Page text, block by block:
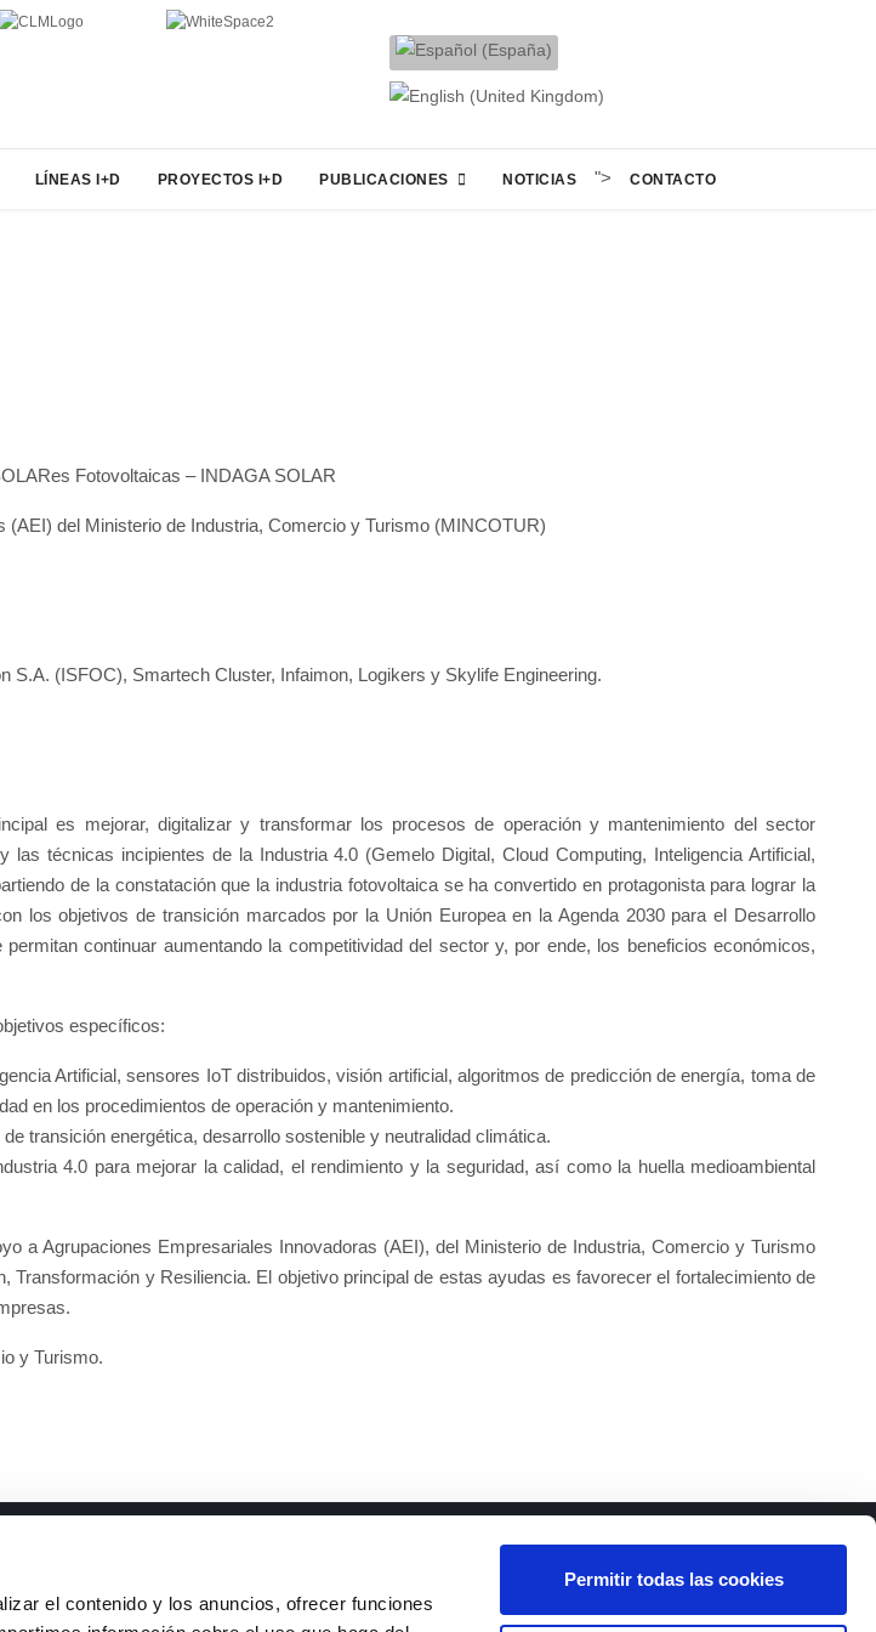
el contenido y los anuncios, ofrecer funciones
Permitir todas las cookies
LÍNEAS I+D PROYECTOS I+D PUBLICACIONES NOTICIAS "> CONTACTO
Fotovoltaicas – INDAGA SOLAR
del Ministerio de Industria, Comercio y Turismo (MINCOTUR)
S.A. (ISFOC), Smartech Cluster, Infaimon, Logikers y Skylife Engineering.
es mejorar, digitalizar y transformar los procesos de operación y mantenimiento del sector
técnicas incipientes de la Industria 4.0 (Gemelo Digital, Cloud Computing, Inteligencia Artificial,
de la constatación que la industria fotovoltaica se ha convertido en protagonista para lograr la
los objetivos de transición marcados por la Unión Europea en la Agenda 2030 para el Desarrollo
continuar aumentando la competitividad del sector y, por ende, los beneficios económicos,
específicos:
Artificial, sensores IoT distribuidos, visión artificial, algoritmos de predicción de energía, toma de
en los procedimientos de operación y mantenimiento.
transición energética, desarrollo sostenible y neutralidad climática.
4.0 para mejorar la calidad, el rendimiento y la seguridad, así como la huella medioambiental
a Agrupaciones Empresariales Innovadoras (AEI), del Ministerio de Industria, Comercio y Turismo
y Resiliencia. El objetivo principal de estas ayudas es favorecer el fortalecimiento de
y Turismo.
Teléfono
: +34 926 44 16 73
e-mail
isfoc@isfoc.com